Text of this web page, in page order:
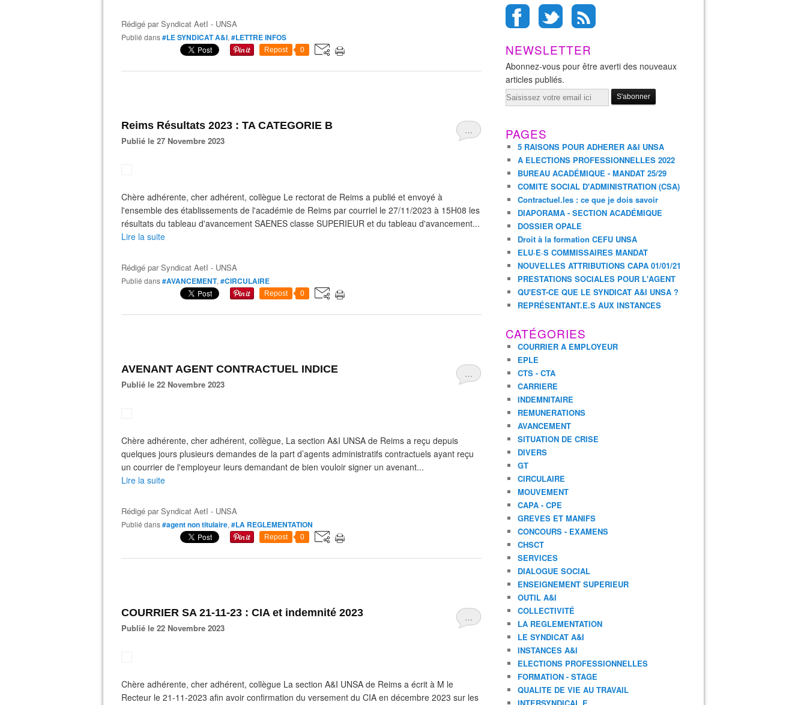
Rédigé parSyndicat AetI - UNSA
Publié dans#LE SYNDICAT A&I, #LETTRE INFOS
Repost 0
…
Reims Résultats 2023 : TA CATEGORIE B
Publié le 27 Novembre 2023
Chère adhérente, cher adhérent, collègue Le rectorat de Reims a publié et envoyé à
l'ensemble des établissements de l'académie de Reims par courriel le 27/11/2023 à 15H08 les
résultats du tableau d'avancement SAENES classe SUPERIEUR et du tableau d'avancement...
Lire la suite
Rédigé parSyndicat AetI - UNSA
Publié dans#AVANCEMENT, #CIRCULAIRE
Repost 0
…
AVENANT AGENT CONTRACTUEL INDICE
Publié le 22 Novembre 2023
Chère adhérente, cher adhérent, collègue, La section A&I UNSA de Reims a reçu depuis
quelques jours plusieurs demandes de la part d’agents administratifs contractuels ayant reçu
un courrier de l'employeur leurs demandant de bien vouloir signer un avenant...
Lire la suite
Rédigé parSyndicat AetI - UNSA
Publié dans#agent non titulaire, #LA REGLEMENTATION
Repost 0
…
COURRIER SA 21-11-23 : CIA et indemnité 2023
Publié le 22 Novembre 2023
Chère adhérente, cher adhérent, collègue La section A&I UNSA de Reims a écrit à M le
Recteur le 21-11-2023 afin avoir confirmation du versement du CIA en décembre 2023 sur les
NEWSLETTER
Abonnez-vous pour être averti des nouveaux
articles publiés.
Email
PAGES
5 RAISONS POUR ADHERER A&I UNSA
A ELECTIONS PROFESSIONNELLES 2022
BUREAU ACADÉMIQUE - MANDAT 25/29
COMITE SOCIAL D'ADMINISTRATION (CSA)
Contractuel.les : ce que je dois savoir
DIAPORAMA - SECTION ACADÉMIQUE
DOSSIER OPALE
Droit à la formation CEFU UNSA
ELU·E·S COMMISSAIRES MANDAT
NOUVELLES ATTRIBUTIONS CAPA 01/01/21
PRESTATIONS SOCIALES POUR L'AGENT
QU'EST-CE QUE LE SYNDICAT A&I UNSA ?
REPRÉSENTANT.E.S AUX INSTANCES
CATÉGORIES
COURRIER A EMPLOYEUR
EPLE
CTS - CTA
CARRIERE
INDEMNITAIRE
REMUNERATIONS
AVANCEMENT
SITUATION DE CRISE
DIVERS
GT
CIRCULAIRE
MOUVEMENT
CAPA - CPE
GREVES ET MANIFS
CONCOURS - EXAMENS
CHSCT
SERVICES
DIALOGUE SOCIAL
ENSEIGNEMENT SUPERIEUR
OUTIL A&I
COLLECTIVITÉ
LA REGLEMENTATION
LE SYNDICAT A&I
INSTANCES A&I
ELECTIONS PROFESSIONNELLES
FORMATION - STAGE
QUALITE DE VIE AU TRAVAIL